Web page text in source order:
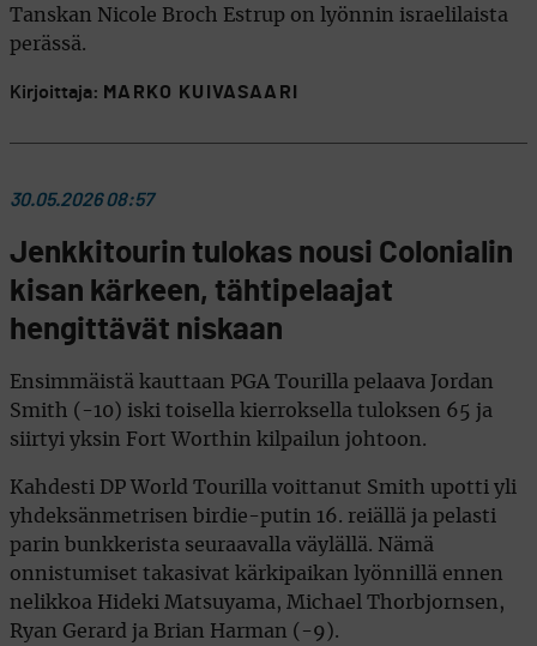
Tanskan Nicole Broch Estrup on lyönnin israelilaista
perässä.
Kirjoittaja: MARKO KUIVASAARI
30.05.2026 08:57
Jenkkitourin tulokas nousi Colonialin
kisan kärkeen, tähtipelaajat
hengittävät niskaan
Ensimmäistä kauttaan PGA Tourilla pelaava Jordan
Smith (-10) iski toisella kierroksella tuloksen 65 ja
siirtyi yksin Fort Worthin kilpailun johtoon.
Kahdesti DP World Tourilla voittanut Smith upotti yli
yhdeksänmetrisen birdie-putin 16. reiällä ja pelasti
parin bunkkerista seuraavalla väylällä. Nämä
onnistumiset takasivat kärkipaikan lyönnillä ennen
nelikkoa Hideki Matsuyama, Michael Thorbjornsen,
Ryan Gerard ja Brian Harman (-9).